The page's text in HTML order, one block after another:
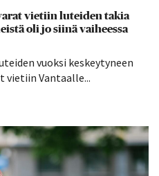
vietiin luteiden takia
oli jo siinä vaiheessa
vuoksi keskeytyneen
Vantaalle...